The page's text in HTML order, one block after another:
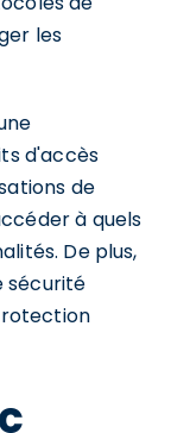
les
d'accès
de
à quels
De plus,
sécurité